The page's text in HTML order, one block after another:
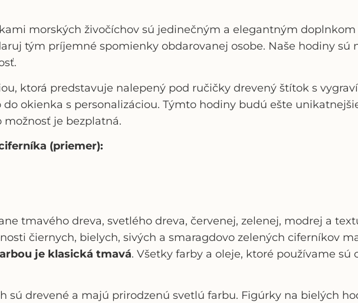
morských živočíchov sú jedinečným a elegantným doplnkom
tým príjemné spomienky obdarovanej osobe. Naše hodiny sú
ktorá predstavuje nalepený pod ručičky drevený štítok s
okienka s personalizáciou. Týmto hodiny budú ešte
možnosť je bezplatná.
(priemer):
tmavého dreva, svetlého dreva, červenej, zelenej, modrej a
čiernych, bielych, sivých a smaragdovo zelených ciferníkov
je klasická tmavá. Všetky farby a oleje, ktoré používame sú
sú drevené a majú prirodzenú svetlú farbu. Figúrky na bielých